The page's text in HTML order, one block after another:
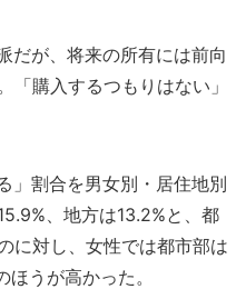
だが、将来の所有には前向
「購入するつもりはない」
」割合を男女別・居住地別
、地方は13.2%と、都
に対し、女性では都市部は
うが高かった。